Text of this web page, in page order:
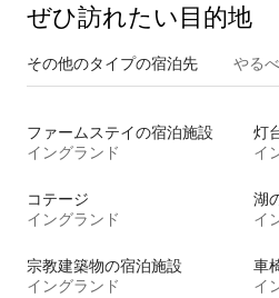
ぜひ訪⁠れ⁠た⁠い目⁠的⁠地
その他のタ⁠イ⁠プ⁠の宿⁠泊⁠先 やる
ファームステイの宿泊施設
イングランド
灯
イ
コテージ
イングランド
湖
イ
宗教建築物の宿泊施設
イングランド
イ